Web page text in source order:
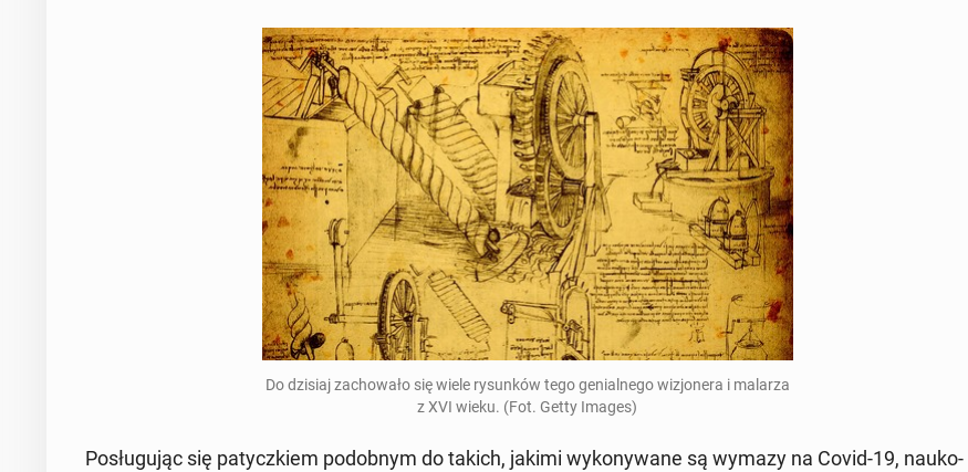
Do dzisiaj za­cho­wa­ło się wiele ry­sun­ków tego ge­nial­ne­go wi­zjo­ne­ra i malarza
z XVI wieku. (Fot. Getty Images)
Po­słu­gu­jąc się pa­tycz­kiem po­dob­nym do takich, jakimi wy­ko­ny­wa­ne są wymazy na Covid-19, na­uko­